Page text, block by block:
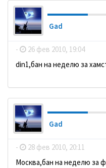
Gad
- 26 фев 2010, 19:04
din1,бан на неделю за
Gad
- 28 фев 2010, 20:11
Москва,бан на неделю за